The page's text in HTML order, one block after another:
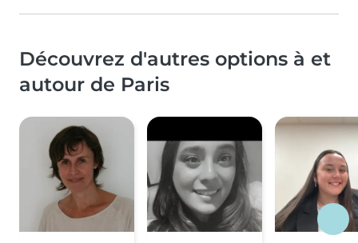
Découvrez d'autres options à et
autour de Paris